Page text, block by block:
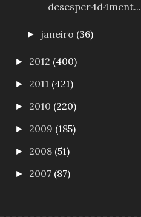
desesper4d4ment...
► janeiro (36)
► 2012 (400)
► 2011 (421)
► 2010 (220)
► 2009 (185)
► 2008 (51)
► 2007 (87)